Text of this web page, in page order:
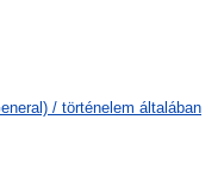
/ történelem általában